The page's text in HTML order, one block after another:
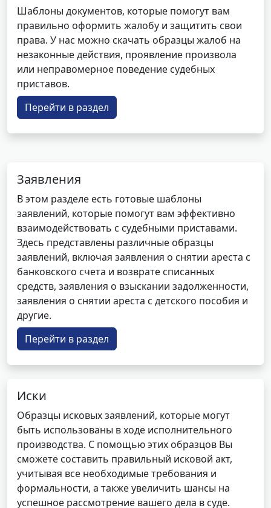
Шаблоны документов, которые помогут вам
правильно оформить жалобу и защитить свои
права. У нас можно скачать образцы жалоб на
незаконные действия, проявление произвола
или неправомерное поведение судебных
приставов.
Перейти в раздел
Заявления
В этом разделе есть готовые шаблоны
заявлений, которые помогут вам эффективно
взаимодействовать с судебными приставами.
Здесь представлены различные образцы
заявлений, включая заявления о снятии ареста с
банковского счета и возврате списанных
средств, заявления о взыскании задолженности,
заявления о снятии ареста с детского пособия и
другие.
Перейти в раздел
Иски
Образцы исковых заявлений, которые могут
быть использованы в ходе исполнительного
производства. С помощью этих образцов Вы
сможете составить правильный исковой акт,
учитывая все необходимые требования и
формальности, а также увеличить шансы на
успешное рассмотрение вашего дела в суде.